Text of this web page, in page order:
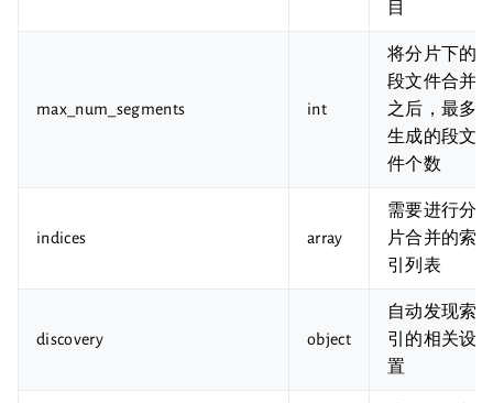
目
max_num_segments int
将分片下的
段文件合并
之后，最多
生成的段文
件个数
indices array
需要进行分
片合并的索
引列表
discovery object
自动发现索
引的相关设
置